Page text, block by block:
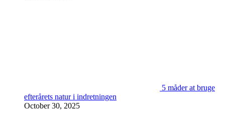
5 måder at bruge
efterårets natur i indretningen
October 30, 2025